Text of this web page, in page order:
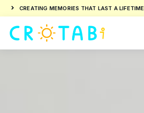
CREATING MEMORIES THAT LAST A LIFETIME